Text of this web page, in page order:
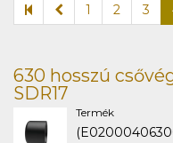
1 2 3
630 hosszú
SDR17
Termék